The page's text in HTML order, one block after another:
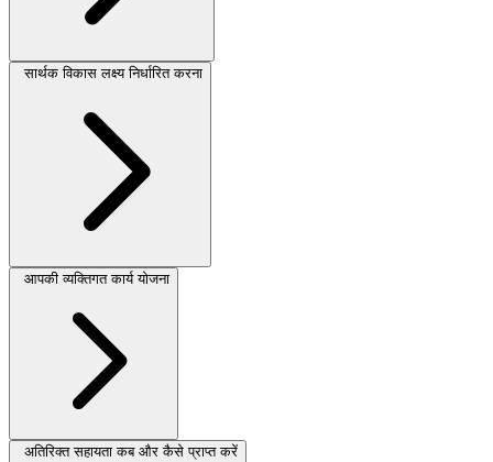
सार्थक विकास लक्ष्य निर्धारित करना
आपकी व्यक्तिगत कार्य योजना
अतिरिक्त सहायता कब और कैसे प्राप्त करें